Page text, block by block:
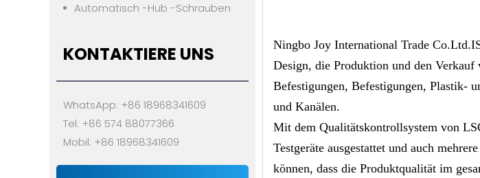
Automatisch -Hub -Schrauben
KONTAKTIERE UNS
WhatsApp: +86 18968341609
Tel: +86 574 88077366
Mobil: +86 18968341609
Ningbo Joy International Trade
Design, die Produktion und den
Befestigungen, Befestigungen, Plastik-
und Kanälen.
Mit dem Qualitätskontrollsystem von
Testgeräte ausgestattet und auch
können, dass die Produktqualität im